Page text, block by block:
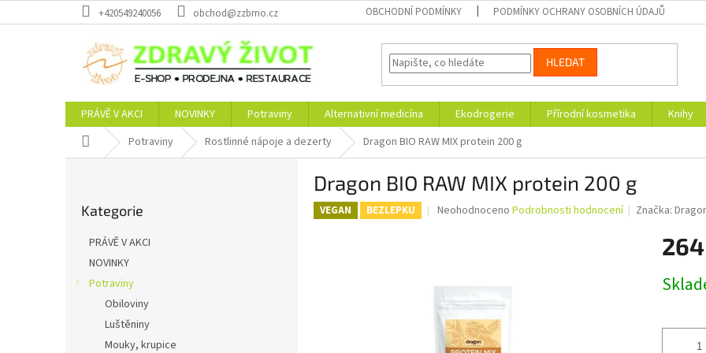
na
+420549240056 obchod@zzbrno.cz OBCHODNÍ PODMÍNKY PODMÍNKY OCHRANY OSOBNÍCH ÚDAJŮ
HLEDAT
PRÁVĚ V AKCI NOVINKY Potraviny Alternativní medicína Ekodrogerie Přírodní kosmetika Knihy
Domů Potraviny Rostlinné nápoje a dezerty Dragon BIO RAW MIX protein 200 g
kategorie
Kategorie
PRÁVĚ V AKCI
NOVINKY
Potraviny
Obiloviny
Luštěniny
Mouky, krupice
Dragon BIO RAW MIX protein 200 g
VEGAN BEZLEPKU
Průměrné
z
hvězdiček.
Neohodnoceno Podrobnosti hodnocení Značka:
cena: